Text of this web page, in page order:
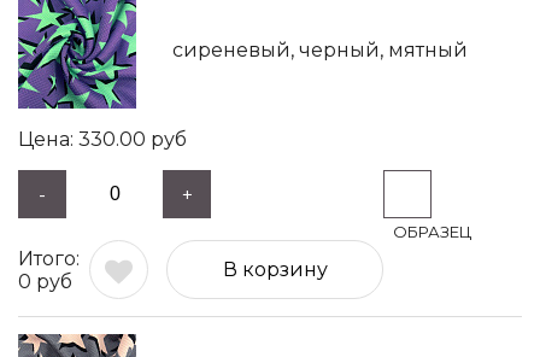
сиреневый, черный, мятный
330.00 руб
- +
0 руб
В корзину